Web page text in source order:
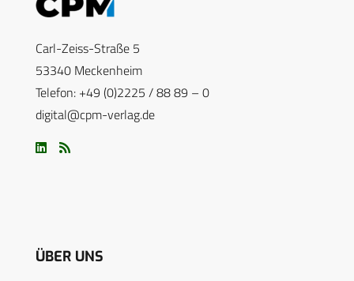
Carl-Zeiss-Straße 5
53340 Meckenheim
Telefon: +49 (0)2225 / 88 89 – 0
digital@cpm-verlag.de
ÜBER UNS